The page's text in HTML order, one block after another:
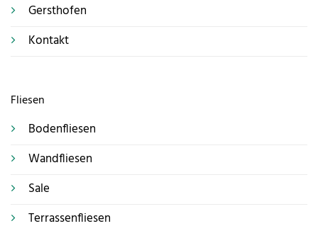
Fliesen
Bodenfliesen
Wandfliesen
Sale
Terrassenfliesen
Gersthofen
Kontakt